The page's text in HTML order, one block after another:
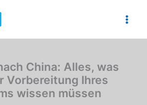
China: Alles, was
Vorbereitung Ihres
wissen müssen